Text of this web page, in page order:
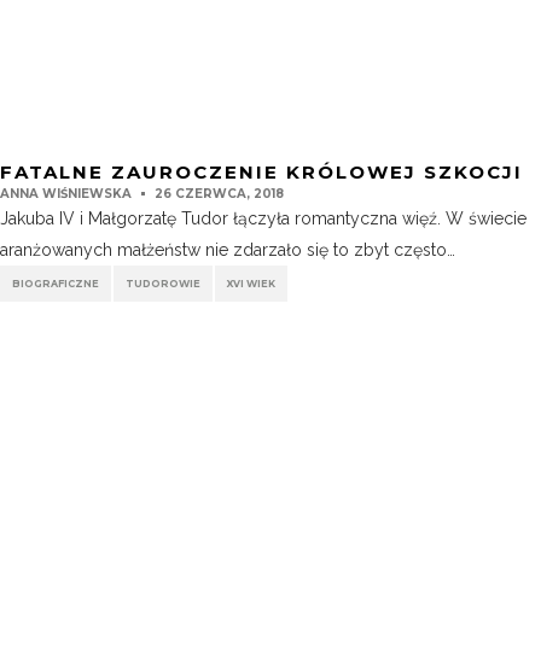
FATALNE ZAUROCZENIE KRÓLOWEJ SZKOCJI
ANNA WIŚNIEWSKA 26 CZERWCA, 2018
Jakuba IV i Małgorzatę Tudor łączyła romantyczna więź. W świecie
aranżowanych małżeństw nie zdarzało się to zbyt często…
BIOGRAFICZNE TUDOROWIE XVI WIEK